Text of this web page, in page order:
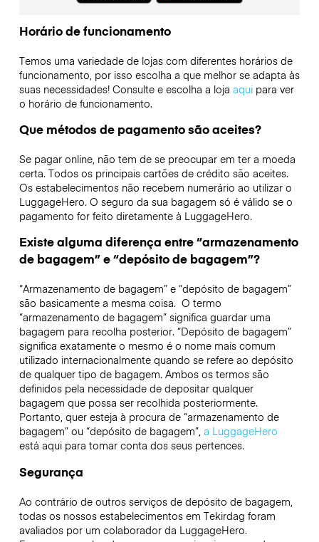
Horário de funcionamento
Temos uma variedade de lojas com diferentes horários de
funcionamento, por isso escolha a que melhor se adapta às
suas necessidades! Consulte e escolha a loja aquipara ver
o horário de funcionamento.
Que métodos de pagamento são aceites?
Se pagar online, não tem de se preocupar em ter a moeda
certa. Todos os principais cartões de crédito são aceites.
Os estabelecimentos não recebem numerário ao utilizar o
LuggageHero. O seguro da sua bagagem só é válido se o
pagamento for feito diretamente à LuggageHero.
Existe alguma diferença entre “armazenamento
de bagagem” e “depósito de bagagem”?
“Armazenamento de bagagem” e “depósito de bagagem”
são basicamente a mesma coisa. O termo
“armazenamento de bagagem” significa guardar uma
bagagem para recolha posterior. “Depósito de bagagem”
significa exatamente o mesmo é o nome mais comum
utilizado internacionalmente quando se refere ao depósito
de qualquer tipo de bagagem. Ambos os termos são
definidos pela necessidade de depositar qualquer
bagagem que possa ser recolhida posteriormente.
Portanto, quer esteja à procura de “armazenamento de
bagagem” ou “depósito de bagagem”,a LuggageHero
está aqui para tomar conta dos seus pertences.
Segurança
Ao contrário de outros serviços de depósito de bagagem,
todas os nossos estabelecimentos em Tekirdag foram
avaliados por um colaborador da LuggageHero.